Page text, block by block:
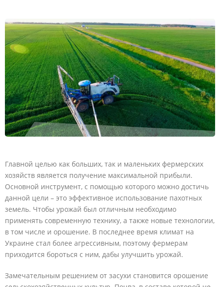
Главной целью как больших, так и маленьких фермерских
хозяйств является получение максимальной прибыли.
Основной инструмент, с помощью которого можно достичь
данной цели – это эффективное использование пахотных
земель. Чтобы урожай был отличным необходимо
применять современную технику, а также новые технологии,
в том числе и орошение. В последнее время климат на
Украине стал более агрессивным, поэтому фермерам
приходится бороться с ним, дабы улучшить урожай.
Замечательным решением от засухи становится орошение